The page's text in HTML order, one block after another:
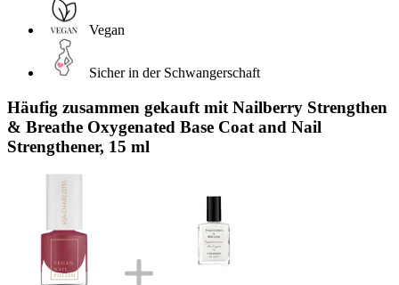
Vegan
Sicher in der Schwangerschaft
Häufig zusammen gekauft mit Nailberry Strengthen
& Breathe Oxygenated Base Coat and Nail
Strengthener, 15 ml